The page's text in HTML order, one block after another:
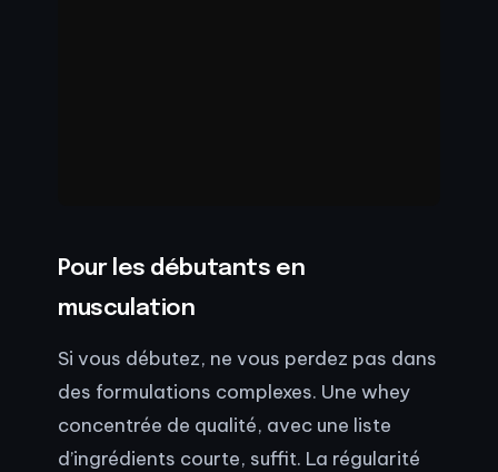
Pour les débutants en
musculation
Si vous débutez, ne vous perdez pas dans
des formulations complexes. Une whey
concentrée de qualité, avec une liste
d’ingrédients courte, suffit. La régularité